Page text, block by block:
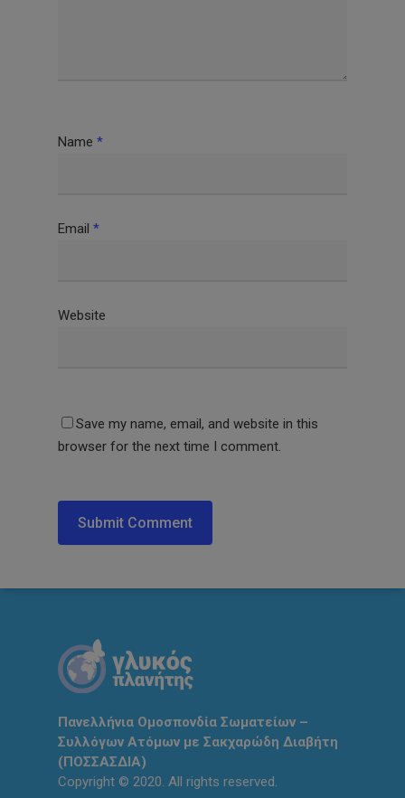
Name *
Email *
Website
Save my name, email, and website in this
browser for the next time I comment.
Πανελλήνια Ομοσπονδία Σωματείων –
Συλλόγων Ατόμων με Σακχαρώδη Διαβήτη
(ΠΟΣΣΑΣΔΙΑ)
Copyright © 2020. All rights reserved.